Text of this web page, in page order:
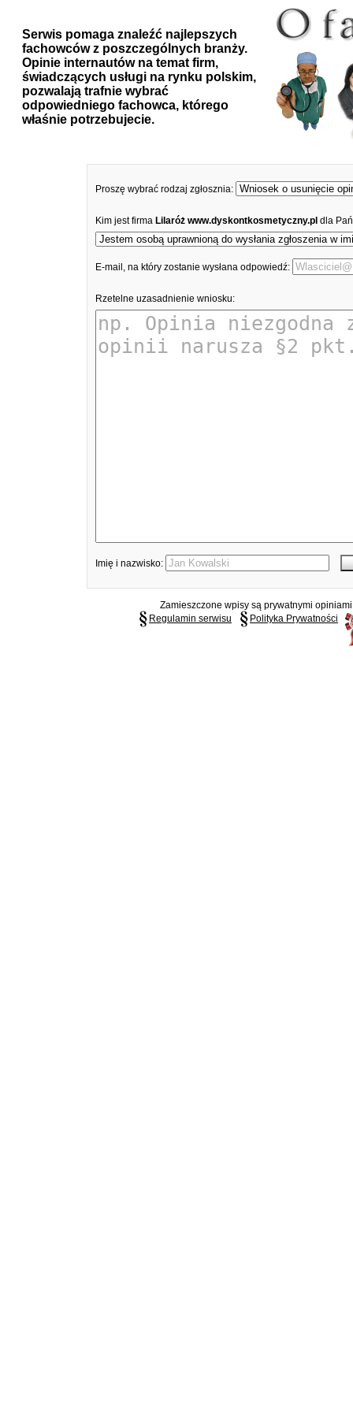
Serwis pomaga znaleźć najlepszych
fachowców z poszczególnych branży.
Opinie internautów na temat firm,
świadczących usługi na rynku polskim,
pozwalają trafnie wybrać
odpowiedniego fachowca, którego
właśnie potrzebujecie.
Proszę wybrać rodzaj zgłosznia:
Kim jest firma Lilaróż www.dyskontkosmetyczny.pl dla
E-mail, na który zostanie wysłana odpowiedź:
Rzetelne uzasadnienie wniosku:
Imię i nazwisko:
Zamieszczone wpisy są prywatnymi
Regulamin serwisu
Polityka Prywatności